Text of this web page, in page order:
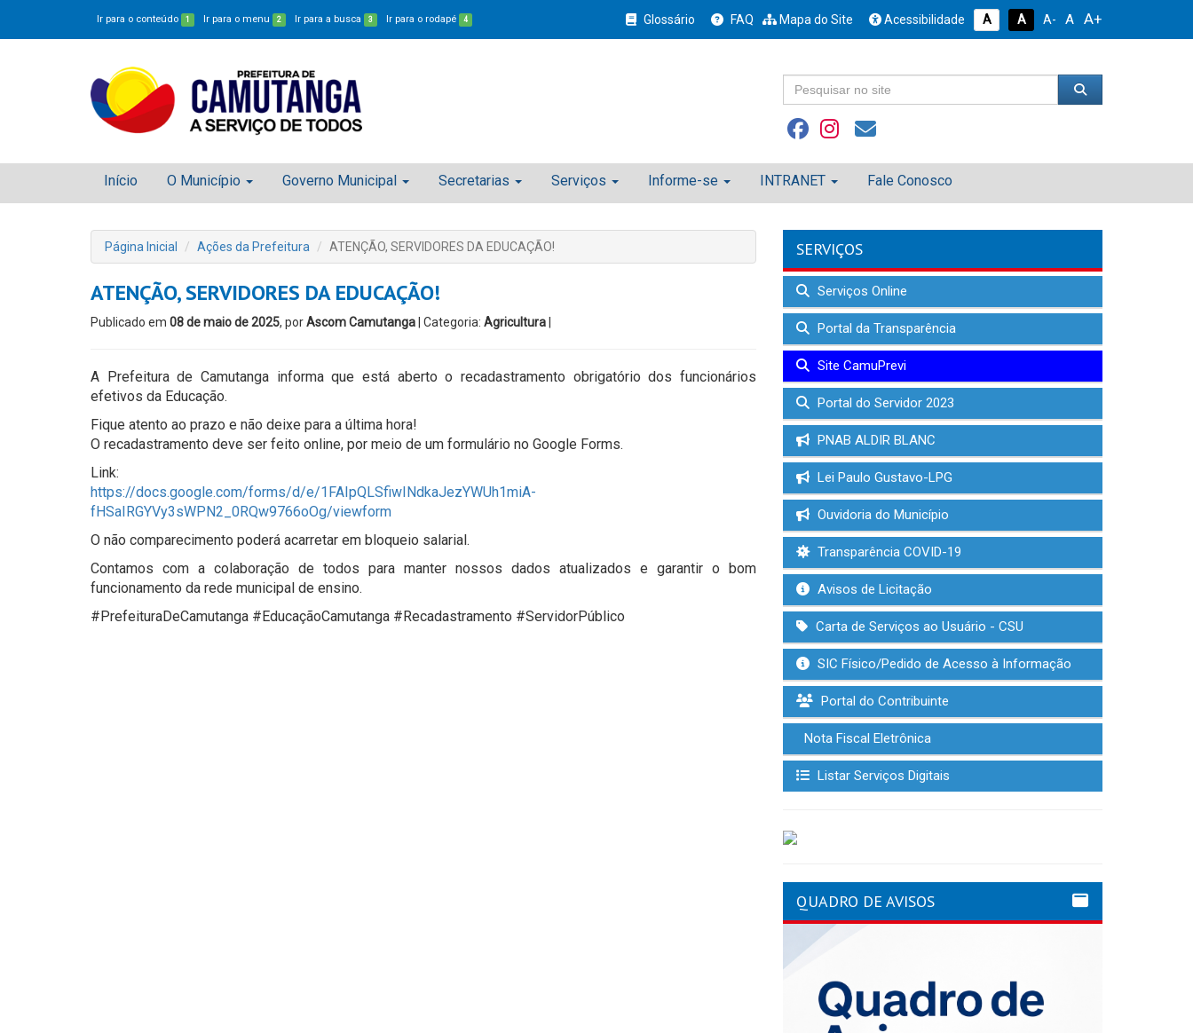
Ir para o conteúdo 1 Ir para o menu 2 Ir para a busca 3 Ir para o rodapé 4 Glossário FAQ Mapa do Site Acessibilidade A A A- A A+
Início O Município Governo Municipal Secretarias Serviços Informe-se INTRANET Fale Conosco
Página Inicial Ações da Prefeitura ATENÇÃO, SERVIDORES DA EDUCAÇÃO!
ATENÇÃO, SERVIDORES DA EDUCAÇÃO!
Publicado em 08 de maio de 2025, porAscom Camutanga | Categoria: Agricultura
A Prefeitura de Camutanga informa que está aberto o recadastramento obrigatório dos funcionários
efetivos da Educação.
Fique atento ao prazo e não deixe para a última hora!
O recadastramento deve ser feito online, por meio de um formulário no Google Forms.
Link:
https://docs.google.com/forms/d/e/1FAIpQLSfiwINdkaJezYWUh1miA-
fHSaIRGYVy3sWPN2_0RQw9766oOg/viewform
O não comparecimento poderá acarretar em bloqueio salarial.
Contamos com a colaboração de todos para manter nossos dados atualizados e garantir o bom
funcionamento da rede municipal de ensino.
#PrefeituraDeCamutanga #EducaçãoCamutanga #Recadastramento #ServidorPúblico
SERVIÇOS
Serviços Online
Portal da Transparência
Site CamuPrevi
Portal do Servidor 2023
PNAB ALDIR BLANC
Lei Paulo Gustavo-LPG
Ouvidoria do Município
Transparência COVID-19
Avisos de Licitação
Carta de Serviços ao Usuário - CSU
SIC Físico/Pedido de Acesso à Informação
Portal do Contribuinte
Nota Fiscal Eletrônica
Listar Serviços Digitais
QUADRO DE AVISOS